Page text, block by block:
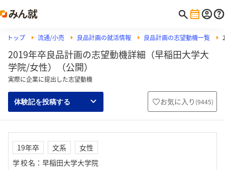
トップ 流通/小売 良品計画の就活情報 良品計画の志望動機一覧
2019年卒良品計画の志望動機詳細（早稲田大学大
学院/女性）（公開）
実際に企業に提出した志望動機
体験記を投稿する お気に入り (9445)
19年卒 文系
女性
学校名 ： 早稲田大学大学院